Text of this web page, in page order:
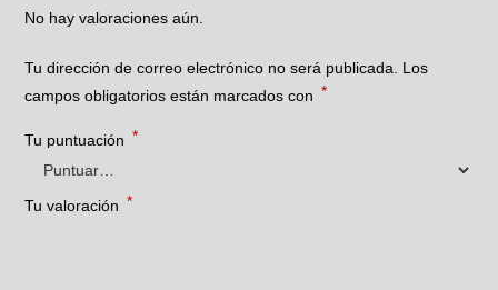
No hay valoraciones aún.
Tu dirección de correo electrónico no será publicada. Los
campos obligatorios están marcados con *
Tu puntuación *
Tu valoración *